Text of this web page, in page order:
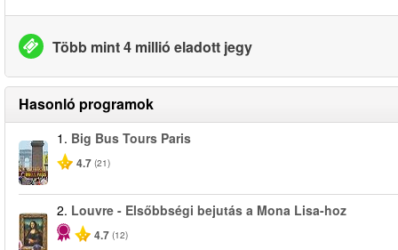
Több mint 4 millió eladott jegy
Hasonló programok
1. Big Bus Tours Paris
4.7 (21)
2. Louvre - Elsőbbségi bejutás a Mona Lisa-hoz
4.7 (12)